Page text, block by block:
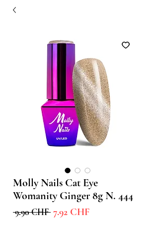
Molly Nails Cat Eye
Womanity Ginger 8g N. 444
9.90 CHF Prix
7.92 CHFPrix